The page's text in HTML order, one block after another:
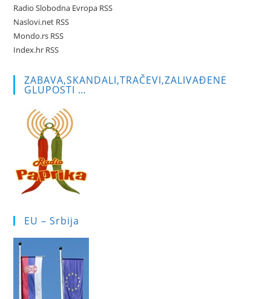
Radio Slobodna Evropa RSS
Naslovi.net RSS
Mondo.rs RSS
Index.hr RSS
ZABAVA,SKANDALI,TRAČEVI,ZALIVAĐENE
GLUPOSTI …
EU – Srbija